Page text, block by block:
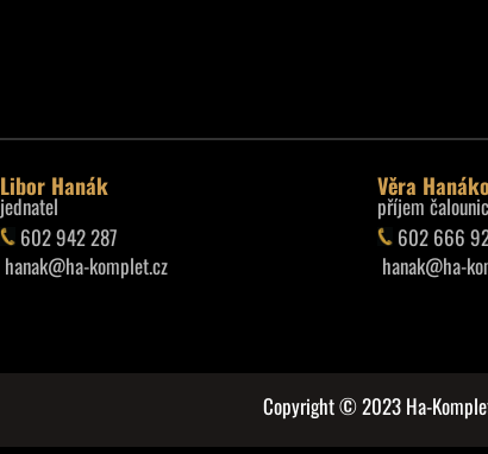
Libor Hanák
jednatel
602 942 287
hanak@ha-komplet.cz
Věra
příjem
602 666
hanak@ha-
Copyright © 2023 Ha-